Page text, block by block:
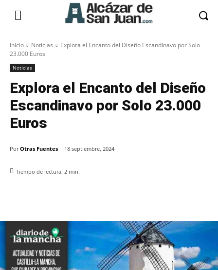
Inicio Noticias
Explora el Encanto del Diseño Escandinavo por Solo
23.000 Euros
Noticias
Explora el Encanto del Diseño
Escandinavo por Solo 23.000
Euros
Por Otras Fuentes 18 septiembre, 2024
Tiempo de lectura: 2 min.